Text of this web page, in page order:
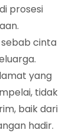
prosesi
cinta
yang
tidak
baik dari
hadir.